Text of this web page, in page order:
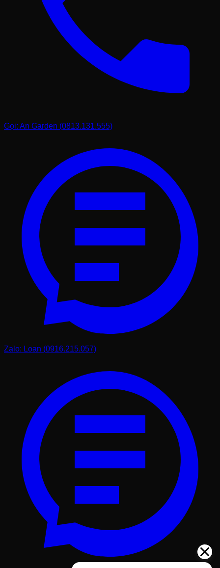
Gọi: An Garden (0813.131.555)
Zalo: Loan (0916.215.057)